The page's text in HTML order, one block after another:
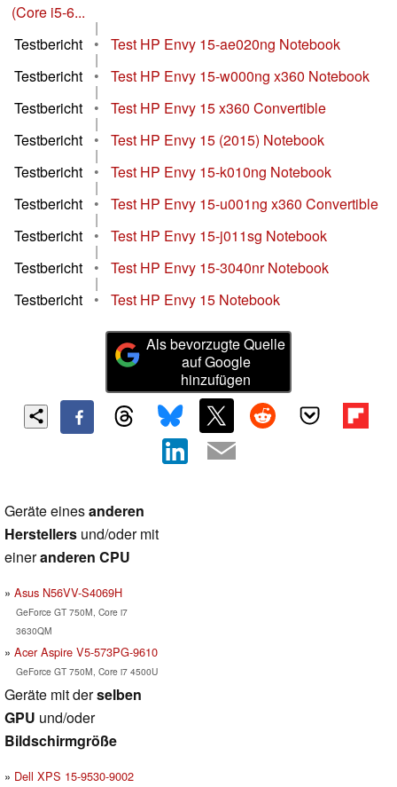
(Core i5-6...
|
Testbericht
• Test HP Envy 15-ae020ng Notebook
|
Testbericht
• Test HP Envy 15-w000ng x360 Notebook
|
Testbericht
• Test HP Envy 15 x360 Convertible
|
Testbericht
• Test HP Envy 15 (2015) Notebook
|
Testbericht
• Test HP Envy 15-k010ng Notebook
|
Testbericht
• Test HP Envy 15-u001ng x360 Convertible
|
Testbericht
• Test HP Envy 15-j011sg Notebook
|
Testbericht
• Test HP Envy 15-3040nr Notebook
|
Testbericht
• Test HP Envy 15 Notebook
Als bevorzugte Quelle
auf Google
hinzufügen
Geräte einesanderen
Herstellers und/oder mit
eineranderen CPU
Asus N56VV-S4069H
GeForce GT 750M, Core i7
3630QM
Acer Aspire V5-573PG-9610
GeForce GT 750M, Core i7 4500U
Geräte mit derselben
GPU und/oder
Bildschirmgröße
Dell XPS 15-9530-9002